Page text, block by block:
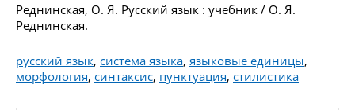
Реднинская, О. Я. Русский язык : учебник / О. Я.
Реднинская.
русский язык, система языка, языковые единицы,
морфология, синтаксис, пунктуация, стилистика